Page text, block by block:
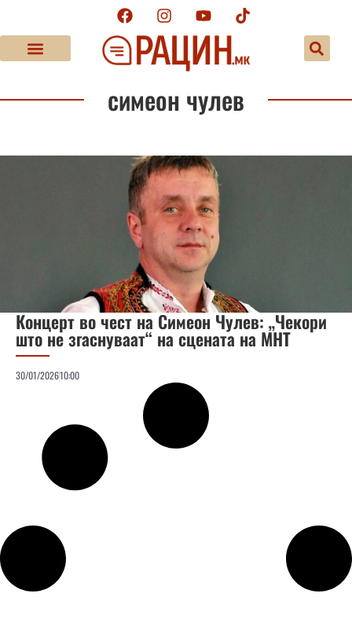
симеон чулев
Концерт во чест на Симеон Чулев: „Чекори
што не згаснуваат“ на сцената на МНТ
30/01/202610:00